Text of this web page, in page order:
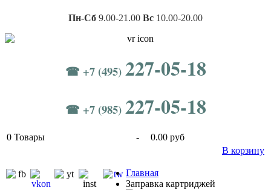
Пн-Сб 9.00-21.00 Вс 10.00-20.00
☎ +7 (495) 227-05-18
☎ +7 (985) 227-05-18
0 Товары -
0.00 руб
В корзину
Главная
Заправка картриджей